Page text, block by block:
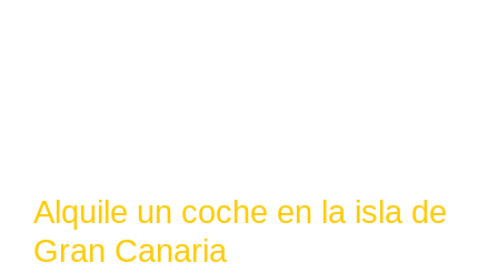
Alquile un coche en la isla de
Gran Canaria